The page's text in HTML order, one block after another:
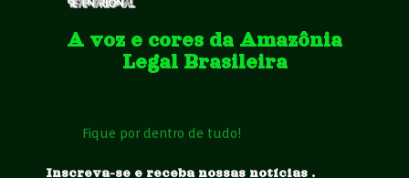
A voz e cores da Amazônia
Legal Brasileira
Fique por dentro de tudo!
Inscreva-se e receba nossas notícias .